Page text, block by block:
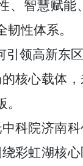
、智慧赋能
性体系。
领高新东
核心载体
科院济南
绕彩虹湖核